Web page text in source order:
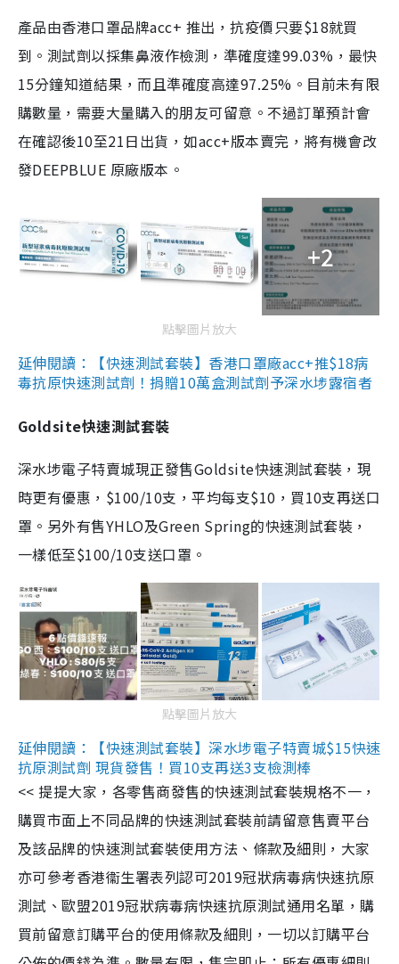
產品由香港口罩品牌acc+ 推出，抗疫價只要$18就買
到。測試劑以採集鼻液作檢測，準確度達99.03%，最快
15分鐘知道結果，而且準確度高達97.25%。目前未有限
購數量，需要大量購入的朋友可留意。不過訂單預計會
在確認後10至21日出貨，如acc+版本賣完，將有機會改
發DEEPBLUE 原廠版本。
+2
點擊圖片放大
延伸閱讀：【快速測試套裝】香港口罩廠acc+推$18病
毒抗原快速測試劑！捐贈10萬盒測試劑予深水埗露宿者
Goldsite快速測試套裝
深水埗電子特賣城現正發售Goldsite快速測試套裝，現
時更有優惠，$100/10支，平均每支$10，買10支再送口
罩。另外有售YHLO及Green Spring的快速測試套裝，
一樣低至$100/10支送口罩。
點擊圖片放大
延伸閱讀：【快速測試套裝】深水埗電子特賣城$15快速
抗原測試劑 現貨發售！買10支再送3支檢測棒
<< 提提大家，各零售商發售的快速測試套裝規格不一，
購買市面上不同品牌的快速測試套裝前請留意售賣平台
及該品牌的快速測試套裝使用方法、條款及細則，大家
亦可參考香港衞生署表列認可2019冠狀病毒病快速抗原
測試、歐盟2019冠狀病毒病快速抗原測試通用名單，購
買前留意訂購平台的使用條款及細則，一切以訂購平台